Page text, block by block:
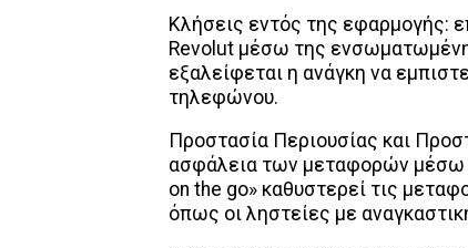
Κλήσεις εντός της εφαρμογής:
Revolut μέσω της
εξαλείφεται η ανάγκη να
τηλεφώνου.
Προστασία Περιουσίας και
ασφάλεια των μεταφορών μέσω
on the go» καθυστερεί τις
όπως οι ληστείες με